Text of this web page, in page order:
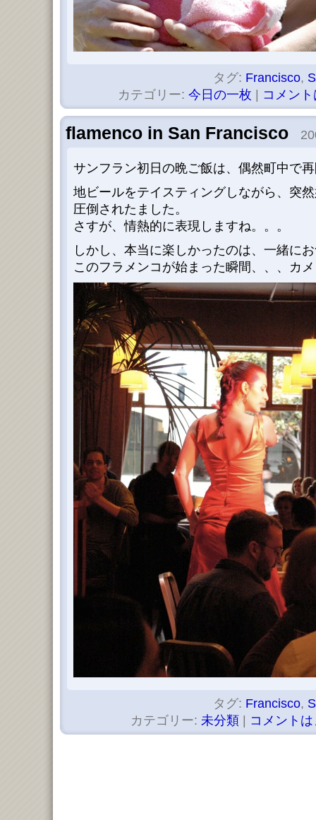
タグ: Francisco,
カテゴリー: 今日の一枚 コメン
flamenco in San Francisco
サンフラン初日の晩ご飯は、偶然町中で
地ビールをテイスティングしながら、突
圧倒されたました。
さすが、情熱的に表現しますね。。。
しかし、本当に楽しかったのは、一緒に
このフラメンコが始まった瞬間、、、カ
タグ: Francisco,
カテゴリー: 未分類 コメント